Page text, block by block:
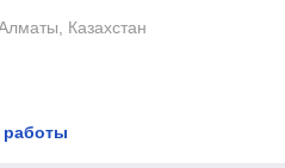
Казахстан
работы